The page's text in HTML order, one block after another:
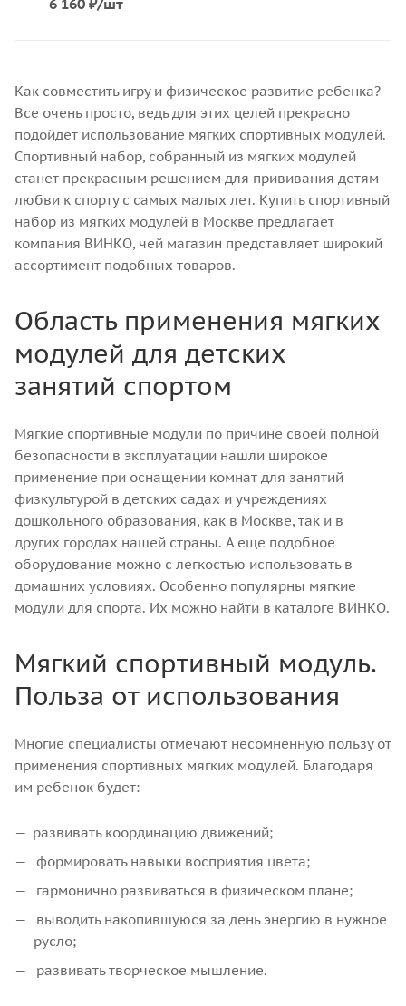
6 160 ₽/шт
Как совместить игру и физическое развитие ребенка?
Все очень просто, ведь для этих целей прекрасно
подойдет использование мягких спортивных модулей.
Спортивный набор, собранный из мягких модулей
станет прекрасным решением для прививания детям
любви к спорту с самых малых лет. Купить спортивный
набор из мягких модулей в Москве предлагает
компания ВИНКО, чей магазин представляет широкий
ассортимент подобных товаров.
Область применения мягких
модулей для детских
занятий спортом
Мягкие спортивные модули по причине своей полной
безопасности в эксплуатации нашли широкое
применение при оснащении комнат для занятий
физкультурой в детских садах и учреждениях
дошкольного образования, как в Москве, так и в
других городах нашей страны. А еще подобное
оборудование можно с легкостью использовать в
домашних условиях. Особенно популярны мягкие
модули для спорта. Их можно найти в каталоге ВИНКО.
Мягкий спортивный модуль.
Польза от использования
Многие специалисты отмечают несомненную пользу от
применения спортивных мягких модулей. Благодаря
им ребенок будет:
развивать координацию движений;
формировать навыки восприятия цвета;
гармонично развиваться в физическом плане;
выводить накопившуюся за день энергию в нужное
русло;
развивать творческое мышление.